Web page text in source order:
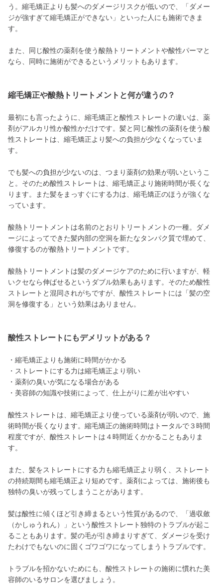
う。縮毛矯正よりも髪へのダメージリスクが低いので、「ダメー
ジが強すぎて縮毛矯正ができない」といった人にも施術できま
す。
また、同じ酸性の薬剤を使う酸熱トリートメントや酸性パーマと
なら、同時に施術ができるというメリットもあります。
縮毛矯正や酸熱トリートメントと何が違うの？
最初にも言ったように、縮毛矯正と酸性ストレートの違いは、薬
剤がアルカリ性か酸性かだけです。髪と同じ酸性の薬剤を使う酸
性ストレートは、縮毛矯正より髪への負担が少なくなっていま
す。
でも髪への負担が少ないのは、つまり薬剤の効果が弱いというこ
と。そのため酸性ストレートは、縮毛矯正より施術時間が長くな
ります。また髪をまっすぐにする力は、縮毛矯正のほうが強くな
っています。
酸熱トリートメントは名前のとおりトリートメントの一種。ダメ
ージによってできた髪内部の空洞を新たなタンパク質で埋めて、
修復するのが酸熱トリートメントです。
酸熱トリートメントは髪のダメージケアのために行いますが、軽
いクセなら伸ばせるというダブル効果もあります。そのため酸性
ストレートと混同されがちですが、酸性ストレートには「髪の空
洞を修復する」という効果はありません。
酸性ストレートにもデメリットがある？
・縮毛矯正よりも施術に時間がかかる
・ストレートにする力は縮毛矯正より弱い
・薬剤の臭いが気になる場合がある
・美容師の知識や技術によって、仕上がりに差が出やすい
酸性ストレートは、縮毛矯正より使っている薬剤が弱いので、施
術時間が長くなります。縮毛矯正の施術時間はトータルで３時間
程度ですが、酸性ストレートは４時間近くかかることもありま
す。
また、髪をストレートにする力も縮毛矯正より弱く、ストレート
の持続期間も縮毛矯正より短めです。薬剤によっては、施術後も
独特の臭いが残ってしまうことがあります。
髪は酸性に傾くほど引き締まるという性質があるので、「過収斂
（かしゅうれん）」という酸性ストレート独特のトラブルが起こ
ることもあります。髪の毛が引き締まりすぎて、ダメージを受け
たわけでもないのに固くゴワゴワになってしまうトラブルです。
トラブルを招かないためにも、酸性ストレートの施術に慣れた美
容師のいるサロンを選びましょう。